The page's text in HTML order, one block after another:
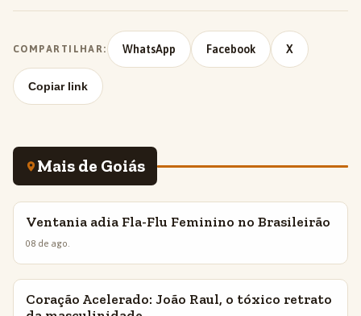
COMPARTILHAR: WhatsApp Facebook X
Copiar link
Mais de Goiás
INSIGHTS
Ventania adia Fla-Flu Feminino no Brasileirão
08 de ago.
INSIGHTS
Coração Acelerado: João Raul, o tóxico retrato